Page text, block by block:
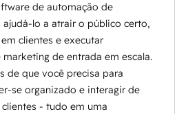
de automação de
lo a atrair o público certo,
clientes e executar
de entrada em escala.
de que você precisa para
se organizado e interagir de
- tudo em uma